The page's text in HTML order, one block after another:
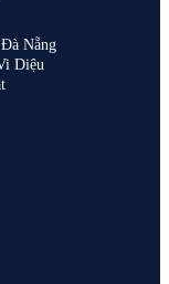
Nẵng
Diệu